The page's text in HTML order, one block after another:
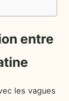
entre
les vagues